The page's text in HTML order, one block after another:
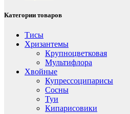
Категории товаров
Тисы
Хризантемы
Крупноцветковая
Мультифлора
Хвойные
Купрессоципарисы
Сосны
Туи
Кипарисовики